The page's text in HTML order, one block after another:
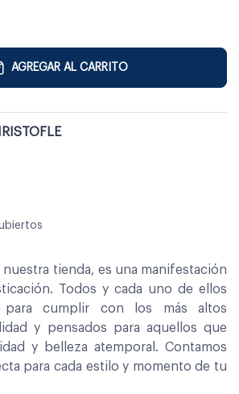
AGREGAR AL CARRITO
tienda, es una manifestación
Todos y cada uno de ellos
para cumplir con los más altos
y pensados para aquellos que
y belleza atemporal. Contamos
para cada estilo y momento de tu